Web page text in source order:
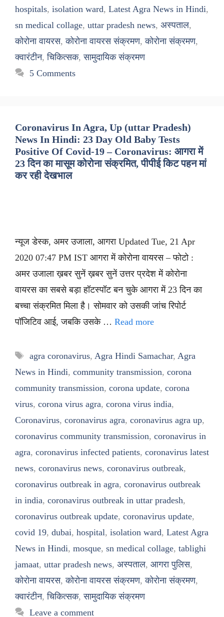
hospitals, isolation ward, Latest Agra News in Hindi,
sn medical collage, uttar pradesh news, अस्पताल,
कोरोना वायरस,कोरोना वायरस संक्रमण,कोरोना संक्रमण,
क्वारंटीन,चिकित्सक,सामुदायिक संक्रमण
5 Comments
Coronavirus In Agra, Up (uttar Pradesh)
News In Hindi: 23 Day Old Baby Tests
Positive Of Covid-19 – Coronavirus: आगरा में
23 दिन का मासूम कोरोना संक्रमित, पीपीई किट पहन मां
कर रही देखभाल
न्यूज डेस्क, अमर उजाला, आगरा Updated Tue, 21 Apr
2020 07:47 PM IST आगरा में कोरोना वायरस – फोटो :
अमर उजाला ख़बर सुनें ख़बर सुनें उत्तर प्रदेश में कोरोना
वायरस का सबसे बड़ा हॉटस्पॉट बन चुके आगरा में 23 दिन का
बच्चा संक्रमित मिला है। सोमवार को उसकी जांच रिपोर्ट
पॉजिटिव आई, जबकि उसके … Read more
Tags
agra coronavirus, Agra Hindi Samachar, Agra
News in Hindi, community transmission, corona
community transmission, corona update, corona
virus, corona virus agra, corona virus india,
Coronavirus, coronavirus agra, coronavirus agra up,
coronavirus community transmission, coronavirus in
agra, coronavirus infected patients, coronavirus latest
news, coronavirus news, coronavirus outbreak,
coronavirus outbreak in agra, coronavirus outbreak
in india, coronavirus outbreak in uttar pradesh,
coronavirus outbreak update, coronavirus update,
covid 19, dubai, hospital, isolation ward, Latest Agra
News in Hindi, mosque, sn medical collage, tablighi
jamaat, uttar pradesh news, अस्पताल, आगरा पुलिस,
कोरोना वायरस,कोरोना वायरस संक्रमण,कोरोना संक्रमण,
क्वारंटीन,चिकित्सक,सामुदायिक संक्रमण
Leave a comment